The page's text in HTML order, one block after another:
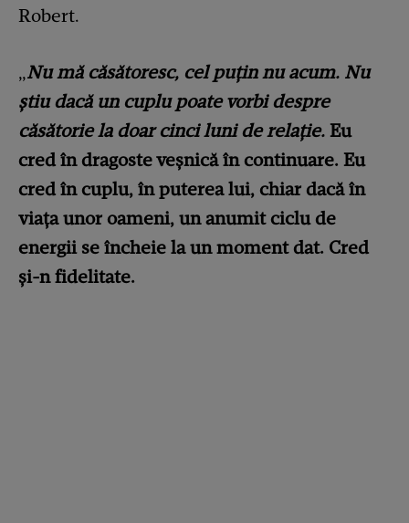
Robert.
„Nu mă căsătoresc, cel puțin nu acum. Nu
știu dacă un cuplu poate vorbi despre
căsătorie la doar cinci luni de relație. Eu
cred în dragoste veșnică în continuare. Eu
cred în cuplu, în puterea lui, chiar dacă în
viața unor oameni, un anumit ciclu de
energii se încheie la un moment dat. Cred
și-n fidelitate.